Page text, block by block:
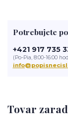
Tovar
Potrebujete
+421 917 735
(Po-Pia, 8:00-16:00